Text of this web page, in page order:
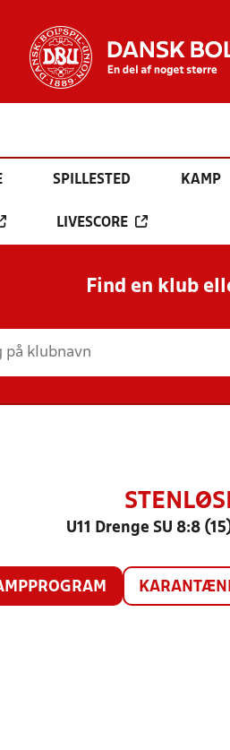
SPILLESTED KAMP
LIVESCORE
Find en klub
U11 Drenge SU 8:8